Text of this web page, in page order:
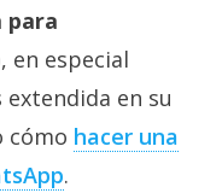
para
, en especial
en su
cómo hacer una
.